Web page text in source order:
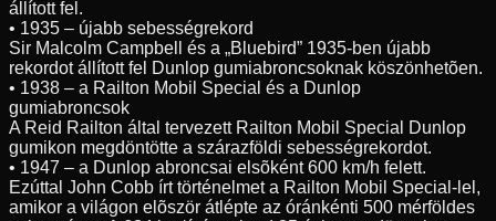
állított fel.
• 1935 – újabb sebességrekord
Sir Malcolm Campbell és a „Bluebird” 1935-ben újabb
rekordot állított fel Dunlop gumiabroncsoknak köszönhetõen.
• 1938 – a Railton Mobil Special és a Dunlop
gumiabroncsok
A Reid Railton által tervezett Railton Mobil Special Dunlop
gumikon megdöntötte a szárazföldi sebességrekordot.
• 1947 – a Dunlop abroncsai elsõként 600 km/h felett.
Ezúttal John Cobb írt történelmet a Railton Mobil Special-lel,
amikor a világon elõször átlépte az óránkénti 500 mérföldes